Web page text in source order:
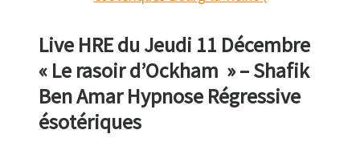
Live HRE du Jeudi 11 Décembre
« Le rasoir d’Ockham » – Shafik
Ben Amar Hypnose Régressive
ésotériques